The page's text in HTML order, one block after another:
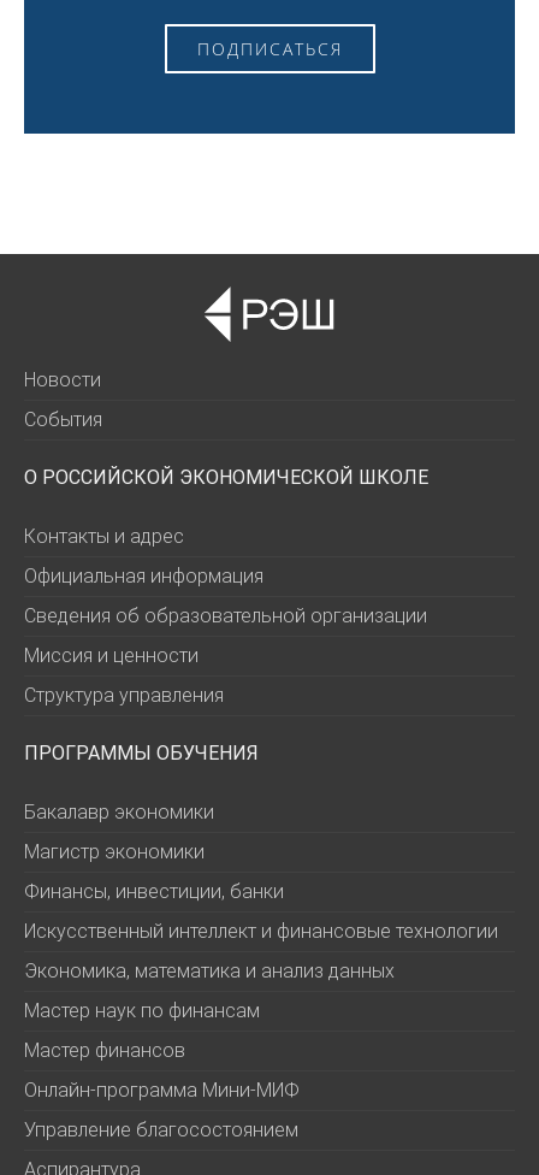
ПОДПИСАТЬСЯ
Новости
События
О РОССИЙСКОЙ ЭКОНОМИЧЕСКОЙ ШКОЛЕ
Контакты и адрес
Официальная информация
Сведения об образовательной организации
Миссия и ценности
Структура управления
ПРОГРАММЫ ОБУЧЕНИЯ
Бакалавр экономики
Магистр экономики
Финансы, инвестиции, банки
Искусственный интеллект и финансовые технологии
Экономика, математика и анализ данных
Мастер наук по финансам
Мастер финансов
Онлайн-программа Мини-МИФ
Управление благосостоянием
Аспирантура